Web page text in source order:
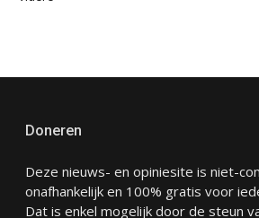
Doneren
Deze nieuws- en opiniesite is niet-
onafhankelijk en 100% gratis voor
Dat is enkel mogelijk door de steun